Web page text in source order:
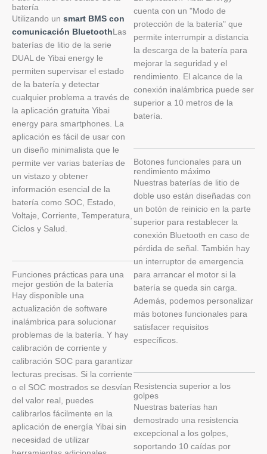
batería
Utilizando un smart BMS con
comunicación Bluetooth Las
baterías de litio de la serie
DUAL de Yibai energy le
permiten supervisar el estado
de la batería y detectar
cualquier problema a través de
la aplicación gratuita Yibai
energy para smartphones. La
aplicación es fácil de usar con
un diseño minimalista que le
permite ver varias baterías de
un vistazo y obtener
información esencial de la
batería como SOC, Estado,
Voltaje, Corriente, Temperatura,
Ciclos y Salud.
Funciones prácticas para una
mejor gestión de la batería
Hay disponible una
actualización de software
inalámbrica para solucionar
problemas de la batería. Y hay
calibración de corriente y
calibración SOC para garantizar
lecturas precisas. Si la corriente
o el SOC mostrados se desvían
del valor real, puedes
calibrarlos fácilmente en la
aplicación de energía Yibai sin
necesidad de utilizar
cuenta con un "Modo de
protección de la batería" que
permite interrumpir a distancia
la descarga de la batería para
mejorar la seguridad y el
rendimiento. El alcance de la
conexión inalámbrica puede ser
superior a 10 metros de la
batería.
Botones funcionales para un
rendimiento máximo
Nuestras baterías de litio de
doble uso están diseñadas con
un botón de reinicio en la parte
superior para restablecer la
conexión Bluetooth en caso de
pérdida de señal. También hay
un interruptor de emergencia
para arrancar el motor si la
batería se queda sin carga.
Además, podemos personalizar
más botones funcionales para
satisfacer requisitos
específicos.
Resistencia superior a los
golpes
Nuestras baterías han
demostrado una resistencia
excepcional a los golpes,
soportando 10 caídas por